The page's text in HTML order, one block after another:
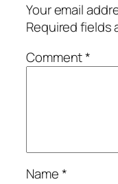
Your email
Required fields
Comment*
Name*